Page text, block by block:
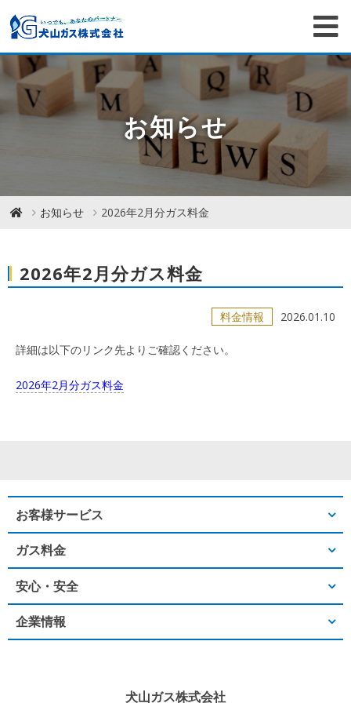
お知らせ
お知らせ 2026年2月分ガス料金
2026年2月分ガス料金
料金情報 2026.01.10
詳細は以下のリンク先よりご確認ください。
2026年2月分ガス料金
お客様サービス
ガス料金
安心・安全
企業情報
犬山ガス株式会社